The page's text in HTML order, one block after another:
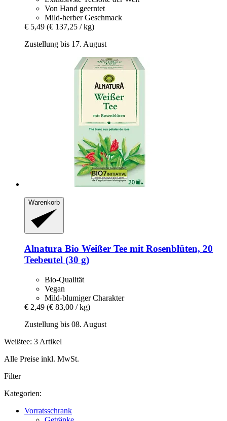
Von Hand geerntet
Mild-herber Geschmack
€ 5,49 (€ 137,25 / kg)
Zustellung bis 17. August
Warenkorb
Alnatura Bio Weißer Tee mit Rosenblüten, 20
Teebeutel (30 g)
Bio-Qualität
Vegan
Mild-blumiger Charakter
€ 2,49 (€ 83,00 / kg)
Zustellung bis 08. August
Weißtee: 3 Artikel
Alle Preise inkl. MwSt.
Filter
Kategorien:
Vorratsschrank